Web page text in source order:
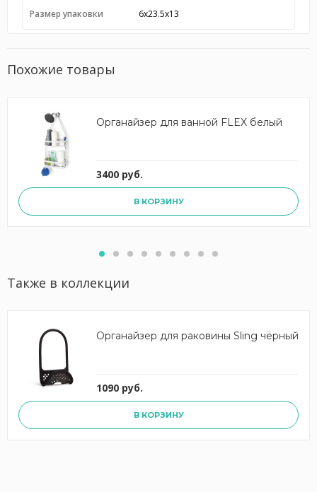
Размер упаковки 6x23.5x13
Похожие товары
Органайзер для ванной FLEX белый
3400 руб.
В КОРЗИНУ
Также в коллекции
Органайзер для раковины Sling чёрный
1090 руб.
В КОРЗИНУ